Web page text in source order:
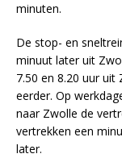
minuten.
De stop- en
minuut later uit
7.50 en 8.20 uur
eerder. Op
naar Zwolle de
vertrekken een
later.